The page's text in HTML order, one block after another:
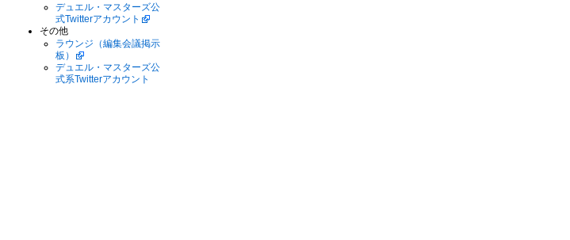
デュエル・マスターズ公
式Twitterアカウント
その他
ラウンジ（編集会議掲示
板）
デュエル・マスターズ公
式系Twitterアカウント